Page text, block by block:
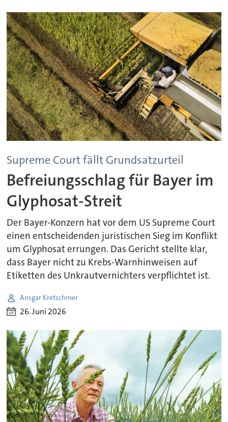
Supreme Court fällt Grundsatzurteil
Befreiungsschlag für Bayer im
Glyphosat-Streit
Der Bayer-Konzern hat vor dem US Supreme Court
einen entscheidenden juristischen Sieg im Konflikt
um Glyphosat errungen. Das Gericht stellte klar,
dass Bayer nicht zu Krebs-Warnhinweisen auf
Etiketten des Unkrautvernichters verpflichtet ist.
Ansgar Kretschmer
26. Juni 2026